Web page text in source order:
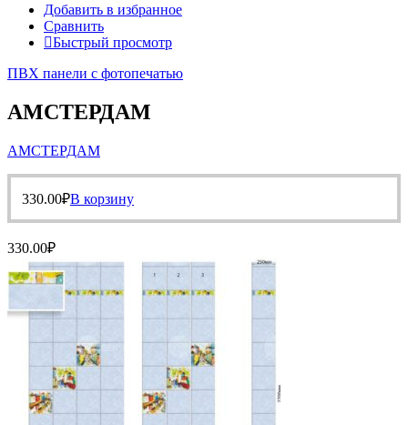
Добавить в избранное
Сравнить
Быстрый просмотр
ПВХ панели с фотопечатью
АМСТЕРДАМ
АМСТЕРДАМ
330.00₽В корзину
330.00₽